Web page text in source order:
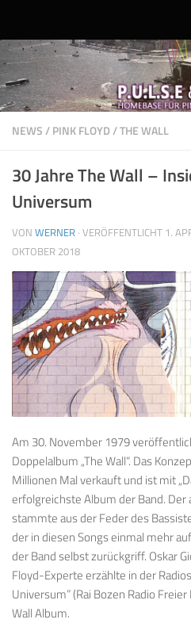
NEWS/PINK FLOYD/THE WALL
30 Jahre The Wall –
Universum
VON WERNER · VERÖFFENTLICHT 1.
OKTOBER 2018
Am 30. November 1979
Doppelalbum „The Wall“. Das
Millionen Mal verkauft und ist mit
erfolgreichste Album der Band. Der
stammte aus der Feder des
der in diesen Songs einmal mehr
der Band selbst zurückgriff. Oskar
Floyd-Experte erzählte in der
Universum” (Rai Bozen Radio
Wall Album.